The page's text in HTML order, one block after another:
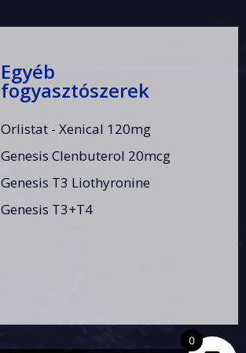
Egyéb
fogyasztószerek
Orlistat - Xenical 120mg
Genesis Clenbuterol 20mcg
Genesis T3 Liothyronine
Genesis T3+T4
0